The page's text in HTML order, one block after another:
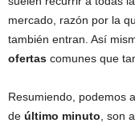
mercado, razón por la
también entran. Así
ofertas comunes que
Resumiendo, podemos
de último minuto , son